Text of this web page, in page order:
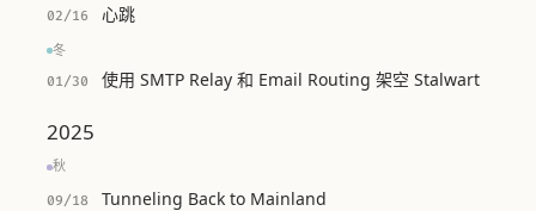
02/16 心跳
冬
01/30
使用 SMTP Relay 和 Email Routing 架空 Stalwart
2025
秋
09/18
Tunneling Back to Mainland